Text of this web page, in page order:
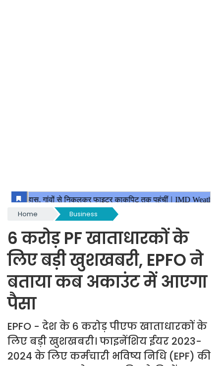
Home Business
6 करोड़ PF खाताधारकों के
लिए बड़ी खुशखबरी, EPFO ने
बताया कब अकाउंट में आएगा
पैसा
EPFO - देश के 6 करोड़ पीएफ खाताधारकों के
लिए बड़ी खुशखबरी। फाइनेंश‍िय ईयर 2023-
2024 के लिए कर्मचारी भविष्य निधि (EPF) की